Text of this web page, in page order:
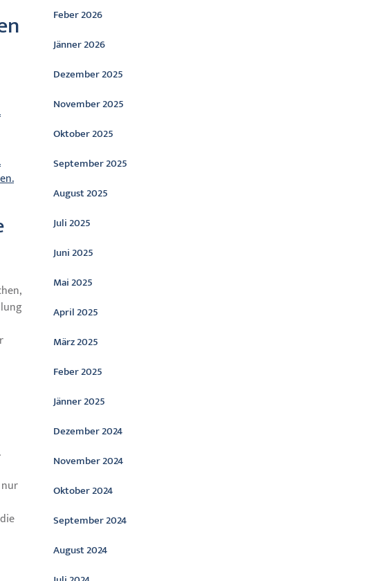
Feber 2026
Jänner 2026
Dezember 2025
November 2025
Oktober 2025
September 2025
August 2025
Juli 2025
Juni 2025
Mai 2025
April 2025
März 2025
Feber 2025
Jänner 2025
Dezember 2024
November 2024
Oktober 2024
September 2024
August 2024